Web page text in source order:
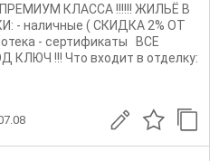
КЛАССА !!!!!! ЖИЛЬЁ В
- наличные ( СКИДКА 2% ОТ
- сертификаты ВСЕ
!!! Что входит в отделку: